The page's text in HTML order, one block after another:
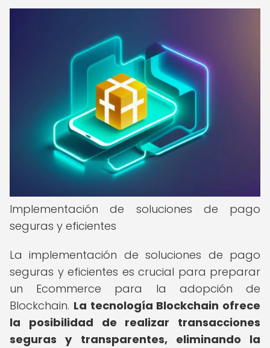
Implementación de soluciones de pago
seguras y eficientes
La implementación de soluciones de pago
seguras y eficientes es crucial para preparar
un Ecommerce para la adopción de
Blockchain. La tecnología Blockchain ofrece
la posibilidad de realizar transacciones
seguras y transparentes, eliminando la